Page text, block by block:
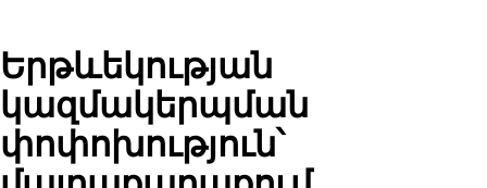
Երթևեկության
կազմակերպման
փոփոխություն՝